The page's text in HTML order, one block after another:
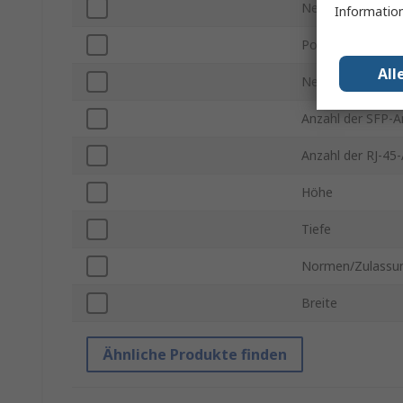
Netzwerkswitch
Power Over
Anzahl der SFP-
Anzahl der RJ-
Höhe
Tiefe
Normen/
Breite
Ähnliche Produkte finden